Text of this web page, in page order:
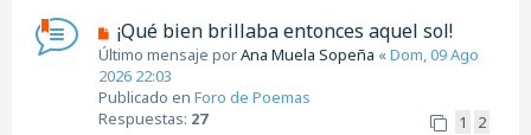
n
s
a
j
e
N
u
e
v
o
¡Qué bien brillaba entonces aquel sol!
Último mensaje porAna Muela Sopeña «Dom, 09 Ago
2026 22:03
Publicado en Foro de Poemas
Respuestas: 27 1 2